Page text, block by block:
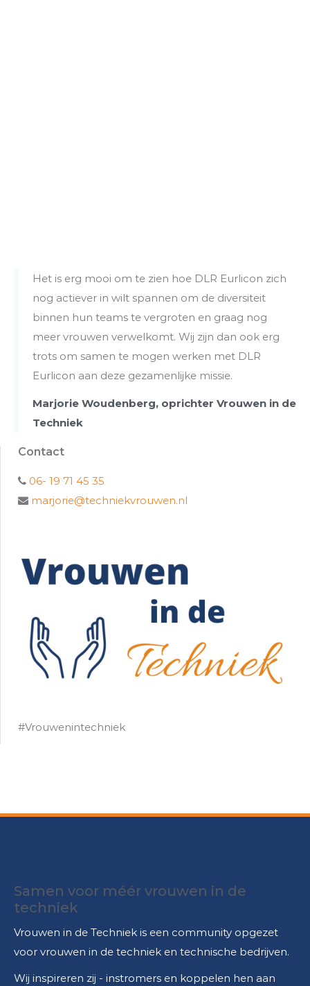
Het is erg mooi om te zien hoe DLR Eurlicon zich
nog actiever in wilt spannen om de diversiteit
binnen hun teams te vergroten en graag nog
meer vrouwen verwelkomt. Wij zijn dan ook erg
trots om samen te mogen werken met DLR
Eurlicon aan deze gezamenlijke missie.
Marjorie Woudenberg, oprichter Vrouwen in de
Techniek
Contact
06- 19 71 45 35
marjorie@techniekvrouwen.nl
#Vrouwenintechniek
Samen voor méér vrouwen in de
techniek
Vrouwen in de Techniek is een community opgezet
voor vrouwen in de techniek en technische bedrijven.
Wij inspireren zij - instromers en koppelen hen aan